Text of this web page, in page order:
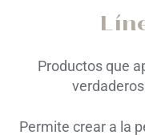
Productos que
Permite crear a la